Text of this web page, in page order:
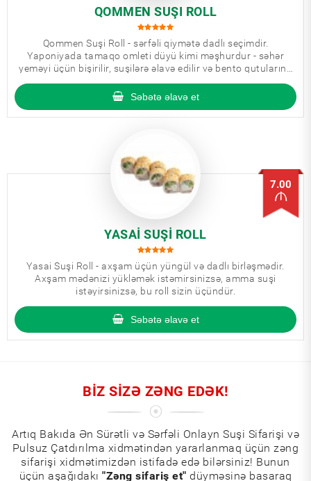
QOMMEN SUŞI ROLL
Qommen Suşi Roll - sərfəli qiymətə dadlı seçimdir.
Yaponiyada tamaqo omleti düyü kimi məşhurdur - səhər
yeməyi üçün bişirilir, suşilərə əlavə edilir və bento qutularına
Səbətə əlavə et
YASAI SUŞI ROLL
7.00
Yasai Suşi Roll - axşam üçün yüngül və dadlı birləşmədir.
Axşam mədənizi yükləmək istəmirsinizsə, amma suşi
istəyirsinizsə, bu roll sizin üçündür.
Səbətə əlavə et
BIZ SIZƏ ZƏNG EDƏK!
Artıq Bakıda Ən Sürətli və Sərfəli Onlayn Suşi Sifarişi və
Pulsuz Çatdırılma xidmətindən yararlanmaq üçün zəng
sifarişi xidmətimizdən istifadə edə bilərsiniz! Bunun
üçün aşağıdakı "Zəng sifariş et" düyməsinə basaraq